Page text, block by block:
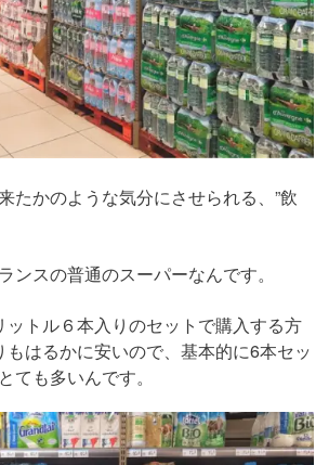
たかのような気分にさせられる、”飲
ンスの普通のスーパーなんです。
ットル６本入りのセットで購入する方
はるかに安いので、基本的に6本セッ
ても多いんです。